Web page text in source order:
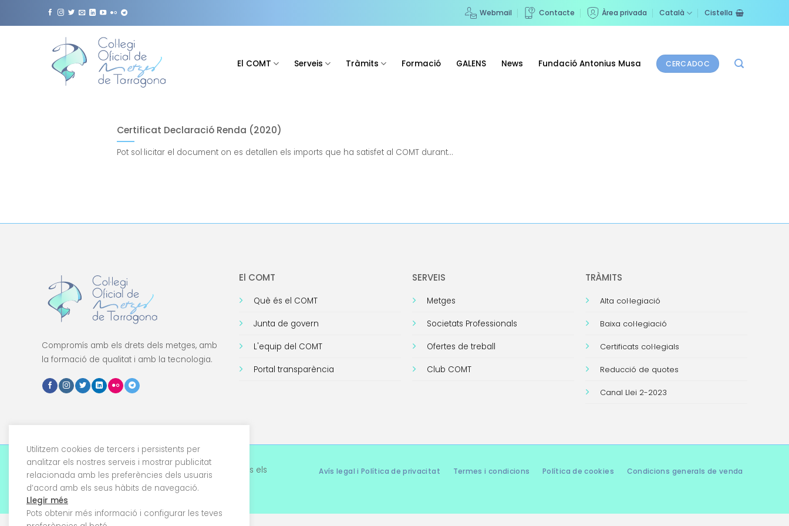
Webmail Contacte Àrea privada Català Cistella
El COMT Serveis Tràmits Formació GALENS News Fundació Antonius Musa CERCADOC
Certificat Declaració Renda (2020)
Pot sol·licitar el document on es detallen els imports que ha satisfet al COMT durant...
Compromís amb els drets dels metges, amb
la formació de qualitat i amb la tecnologia.
El COMT
Què és el COMT
Junta de govern
L'equip del COMT
Portal transparència
SERVEIS
Metges
Societats Professionals
Ofertes de treball
Club COMT
TRÀMITS
Alta col·legiació
Baixa col·legiació
Certificats col·legials
Reducció de quotes
Canal Llei 2-2023
© 2026 Col·legi Oficial de Metges de Tarragona. Tots els
drets reservats
Avís legal i Política de privacitat Termes i condicions Política de cookies Condicions generals de venda
Utilitzem cookies de tercers i persistents per
analitzar els nostres serveis i mostrar publicitat
relacionada amb les preferències dels usuaris
d’acord amb els seus hàbits de navegació.
Llegir més
Pots obtenir més informació i configurar les teves